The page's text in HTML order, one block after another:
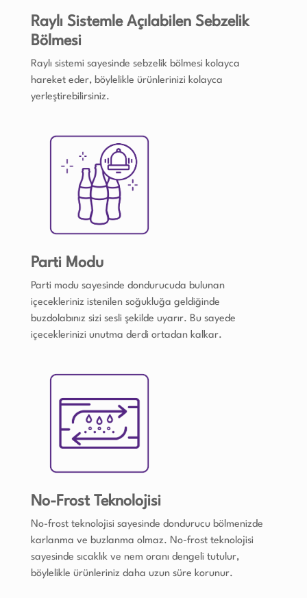
Raylı Sistemle Açılabilen Sebzelik
Bölmesi
Raylı sistemi sayesinde sebzelik bölmesi kolayca
hareket eder, böylelikle ürünlerinizi kolayca
yerleştirebilirsiniz.
Parti Modu
Parti modu sayesinde dondurucuda bulunan
içecekleriniz istenilen soğukluğa geldiğinde
buzdolabınız sizi sesli şekilde uyarır. Bu sayede
içeceklerinizi unutma derdi ortadan kalkar.
No-Frost Teknolojisi
No-frost teknolojisi sayesinde dondurucu bölmenizde
karlanma ve buzlanma olmaz. No-frost teknolojisi
sayesinde sıcaklık ve nem oranı dengeli tutulur,
böylelikle ürünleriniz daha uzun süre korunur.